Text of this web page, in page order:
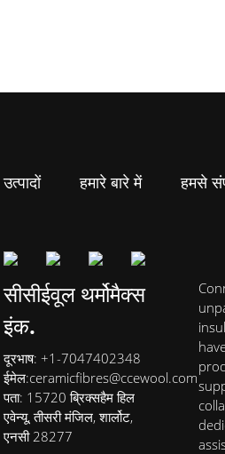
उत्पादों हमारे बारे में हमसे
सीसीईवूल थर्मोमैक्स
इंक.
दूरभाष: +1-7047402348
ईमेल:ceramicfibres@ccewool.com
पता: 15720 ब्रिक्सहैम हिल
एवेन्यू, तीसरी मंजिल, शार्लोट,
एनसी 28277